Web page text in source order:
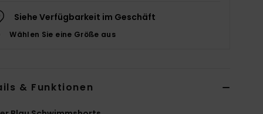
Siehe Verfügbarkeit im Geschäft
Wählen Sie eine Größe aus
& Funktionen